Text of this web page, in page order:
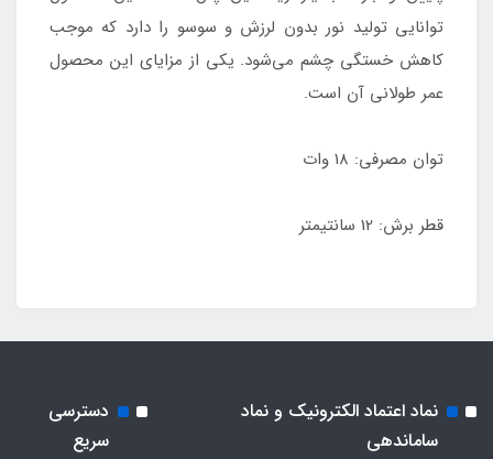
توانایی تولید نور بدون لرزش و سوسو را دارد که موجب
کاهش خستگی چشم می‌شود. یکی از مزایای این محصول
عمر طولانی آن است.
توان مصرفی: 18 وات
قطر برش: 12 سانتیمتر
نماد اعتماد الکترونیک و نماد
ساماندهی
دسترسی
سریع